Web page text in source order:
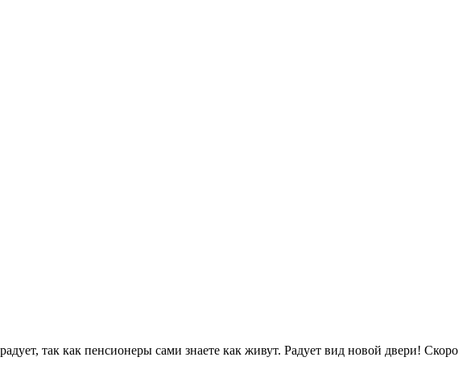
так как пенсионеры сами знаете как живут. Радует вид новой двери! Скоро